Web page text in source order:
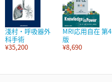
淺村・呼吸器外
科手術
¥35,200
MRI応用自在 第4
版
¥8,690